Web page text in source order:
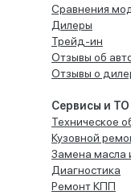
Сравнения
Дилеры
Трейд-ин
Отзывы об
Отзывы о
Сервисы и ТО
Техническое
Кузовной
Замена масла
Диагностика
Ремонт КПП